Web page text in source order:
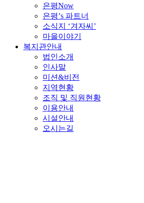
은평Now
은평’s 파트너
소식지 ‘겨자씨’
마을이야기
복지관안내
법인소개
인사말
미션&비전
지역현황
조직 및 직원현황
이용안내
시설안내
오시는길